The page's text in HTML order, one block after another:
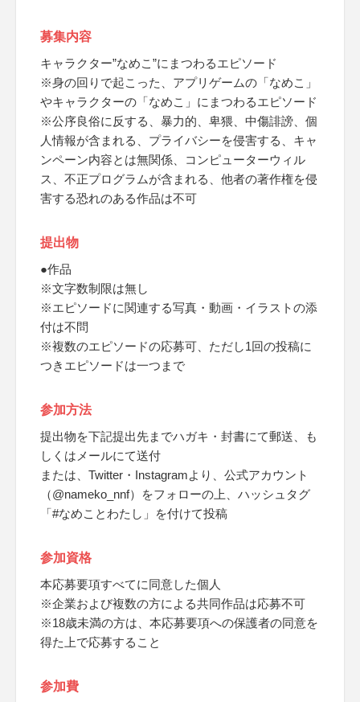
募集内容
キャラクター”なめこ”にまつわるエピソード
※身の回りで起こった、アプリゲームの「なめこ」
やキャラクターの「なめこ」にまつわるエピソード
※公序良俗に反する、暴力的、卑猥、中傷誹謗、個
人情報が含まれる、プライバシーを侵害する、キャ
ンペーン内容とは無関係、コンピューターウィル
ス、不正プログラムが含まれる、他者の著作権を侵
害する恐れのある作品は不可
提出物
●作品
※文字数制限は無し
※エピソードに関連する写真・動画・イラストの添
付は不問
※複数のエピソードの応募可、ただし1回の投稿に
つきエピソードは一つまで
参加方法
提出物を下記提出先までハガキ・封書にて郵送、も
しくはメールにて送付
または、Twitter・Instagramより、公式アカウント
（@nameko_nnf）をフォローの上、ハッシュタグ
「#なめことわたし」を付けて投稿
参加資格
本応募要項すべてに同意した個人
※企業および複数の方による共同作品は応募不可
※18歳未満の方は、本応募要項への保護者の同意を
得た上で応募すること
参加費